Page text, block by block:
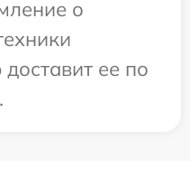
о
ее по